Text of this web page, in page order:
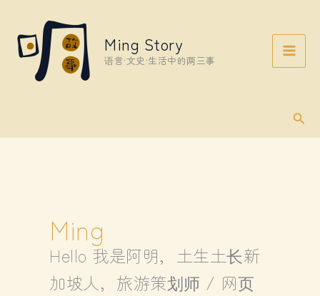
content
Ming Story
语言·文史·生活中的两三事
Ming
Hello 我是阿明，土生土长新
加坡人，旅游策划师 / 网页